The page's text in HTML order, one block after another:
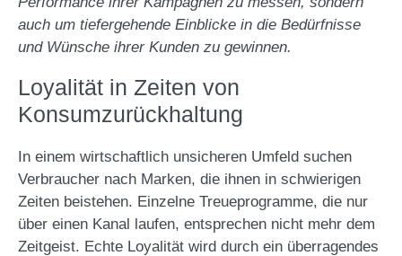
auch um tiefergehende Einblicke in die Bedürfnisse
und Wünsche ihrer Kunden zu gewinnen.
Loyalität in Zeiten von
Konsumzurückhaltung
In einem wirtschaftlich unsicheren Umfeld suchen
Verbraucher nach Marken, die ihnen in schwierigen
Zeiten beistehen. Einzelne Treueprogramme, die nur
über einen Kanal laufen, entsprechen nicht mehr dem
Zeitgeist. Echte Loyalität wird durch ein überragendes